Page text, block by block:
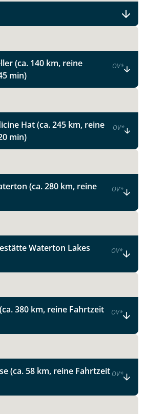
(ca. 140 km, reine
min)
OV*
Hat (ca. 245 km, reine
min)
OV*
(ca. 280 km, reine
OV*
Waterton Lakes
OV*
380 km, reine Fahrtzeit
OV*
(ca. 58 km, reine Fahrtzeit OV*